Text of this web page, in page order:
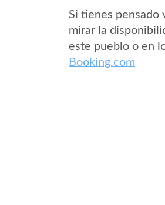
Si tienes pensado
mirar la
este pueblo o en
Booking.com